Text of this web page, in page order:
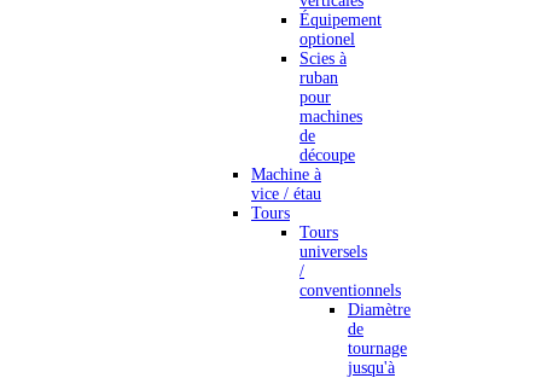
Équipement
optionel
Scies à
ruban
pour
machines
de
découpe
Machine à
vice / étau
Tours
Tours
universels
/
conventionnels
Diamètre
de
tournage
jusqu'à